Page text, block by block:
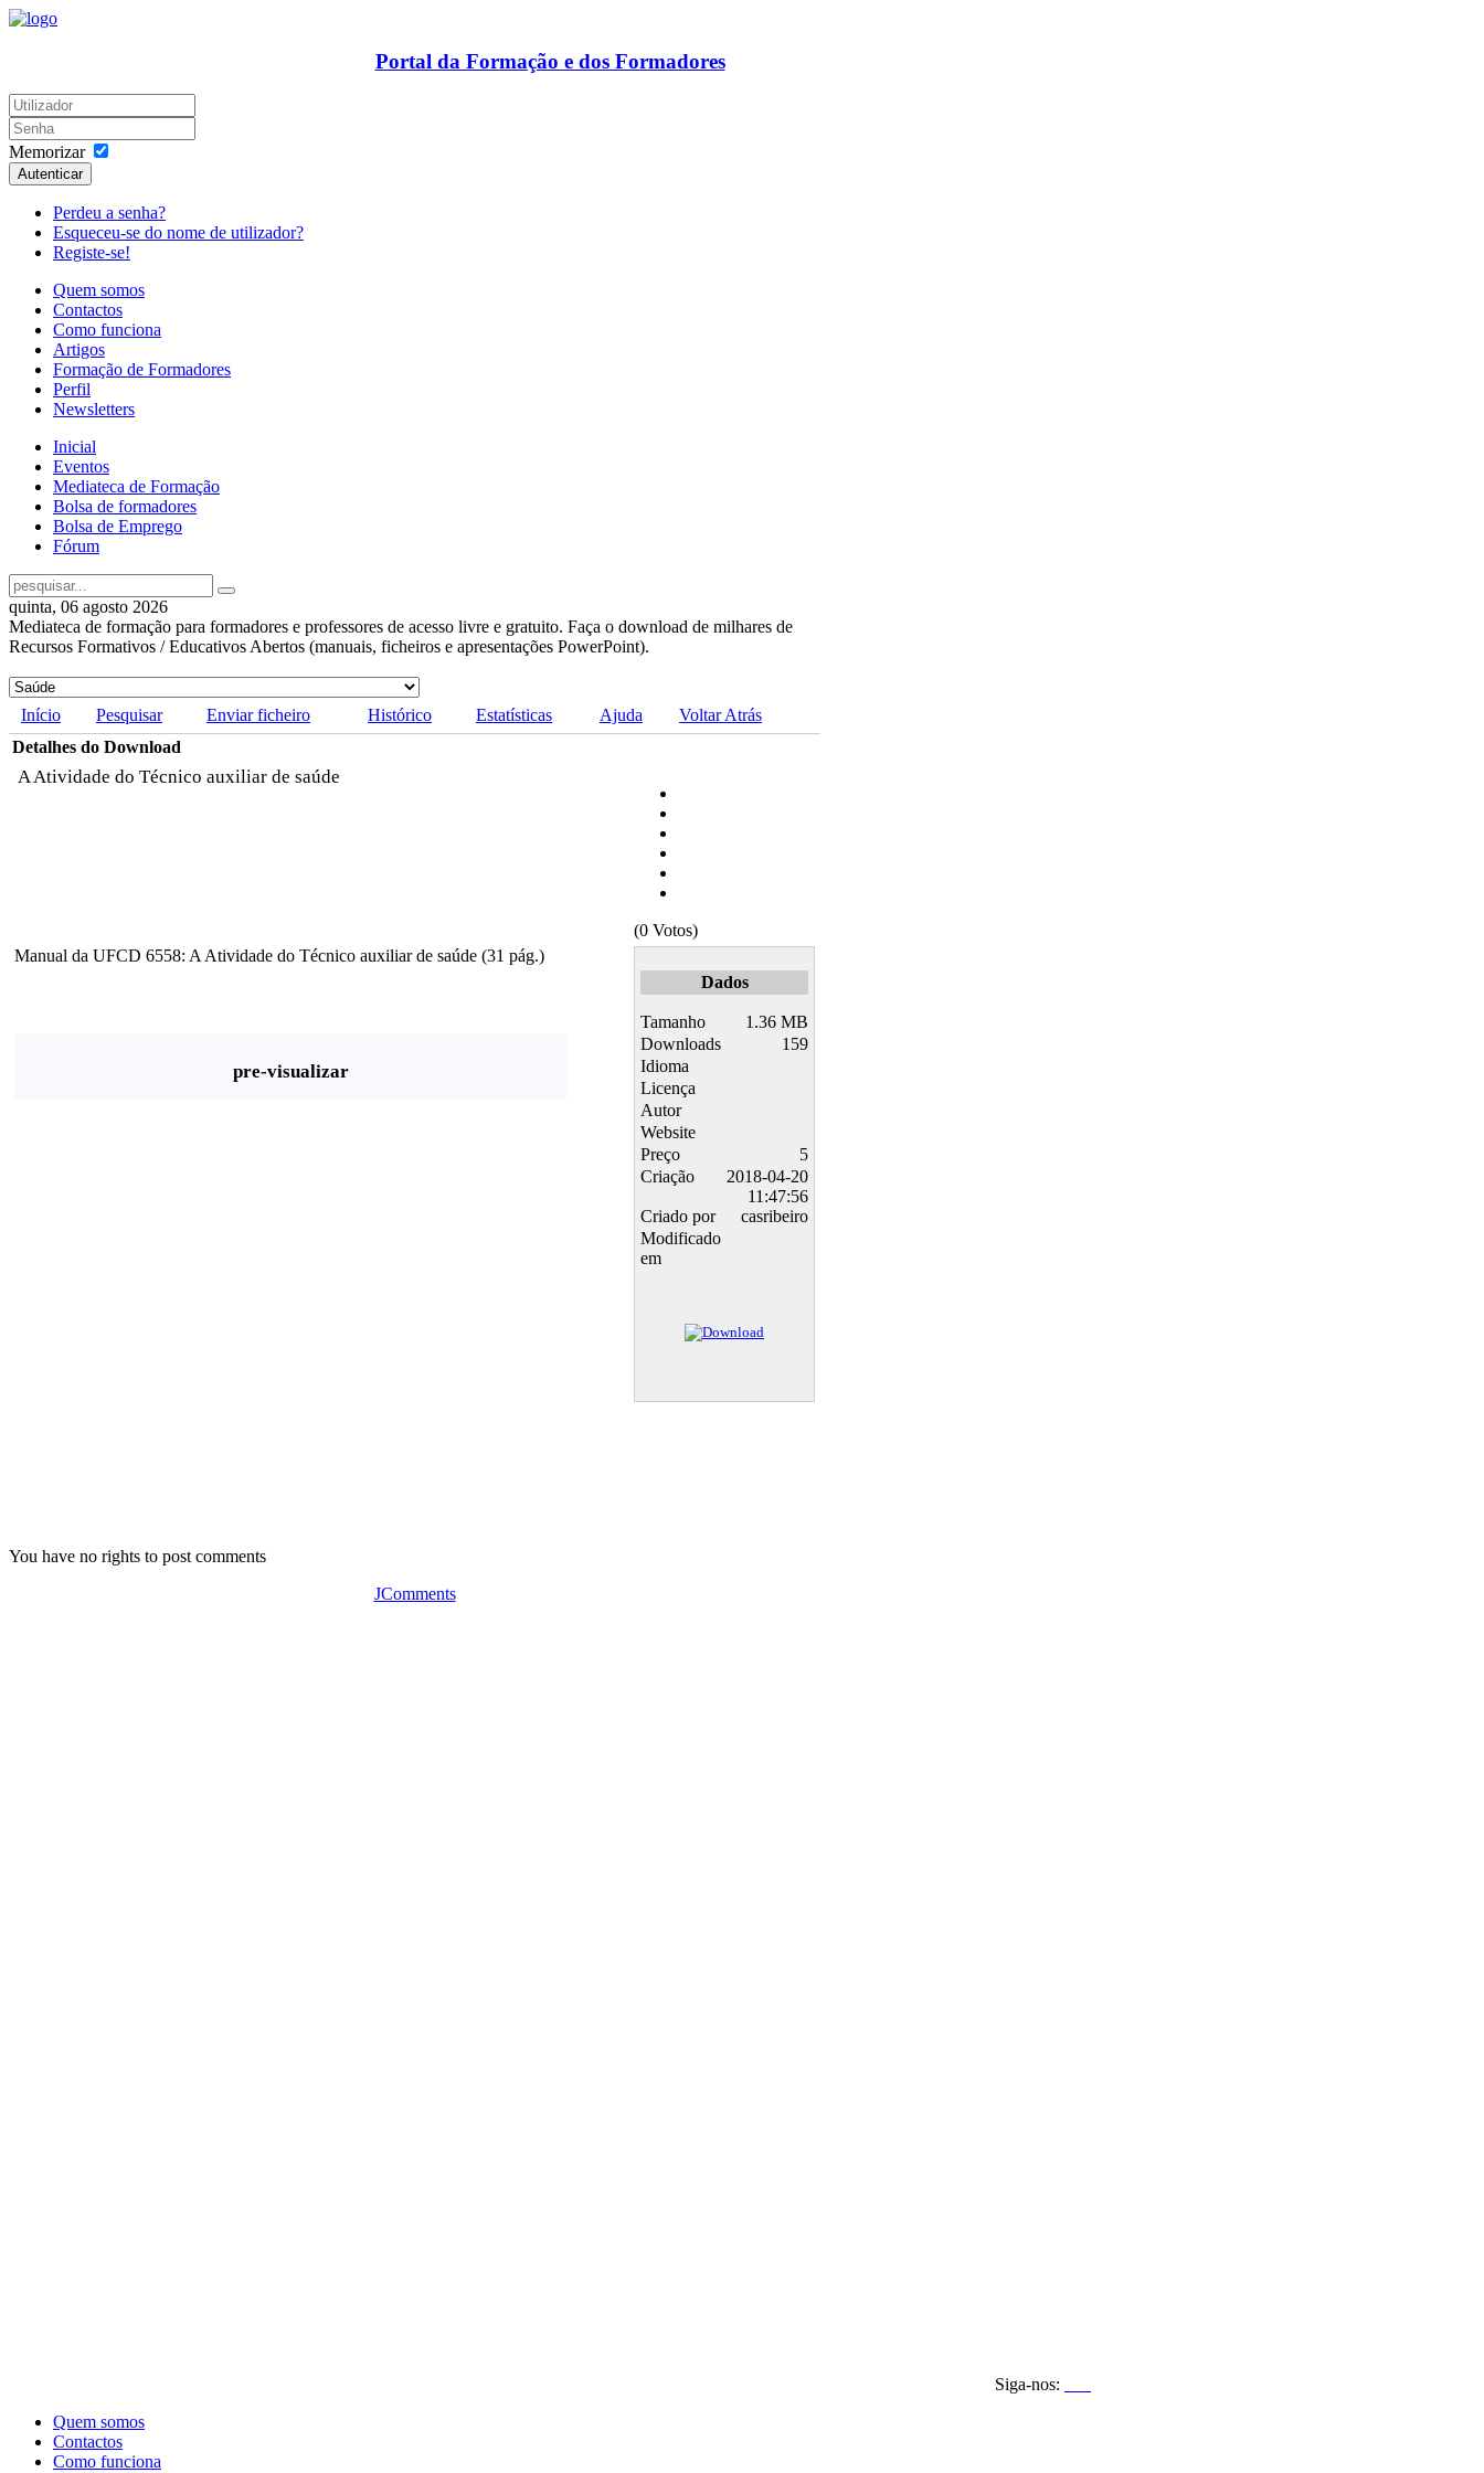
Portal da Formação e dos Formadores
Memorizar
Autenticar
Perdeu a senha?
Esqueceu-se do nome de utilizador?
Registe-se!
Quem somos
Contactos
Como funciona
Artigos
Formação de Formadores
Perfil
Newsletters
Inicial
Eventos
Mediateca de Formação
Bolsa de formadores
Bolsa de Emprego
Fórum
quinta, 06 agosto 2026
Mediateca de formação para formadores e professores de acesso livre e gratuito. Faça o download de milhares de
Recursos Formativos / Educativos Abertos (manuais, ficheiros e apresentações PowerPoint).
Início Pesquisar Enviar ficheiro Histórico Estatísticas Ajuda
Voltar Atrás
Detalhes do Download
A Atividade do Técnico auxiliar de saúde
(0 Votos)
Manual da UFCD 6558: A Atividade do Técnico auxiliar de saúde (31 pág.)
pre-visualizar
Dados
Tamanho
1.36 MB
Downloads
159
Idioma
Licença
Autor
Website
Preço
5
Criação
2018-04-20
11:47:56
Criado por
casribeiro
Modificado
em
You have no rights to post comments
JComments
Siga-nos:
Quem somos
Contactos
Como funciona